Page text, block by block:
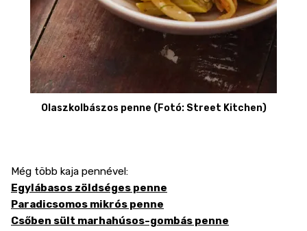
Olaszkolbászos penne (Fotó: Street Kitchen)
Még több kaja pennével:
Egylábasos zöldséges penne
Paradicsomos mikrós penne
Csőben sült marhahúsos-gombás penne